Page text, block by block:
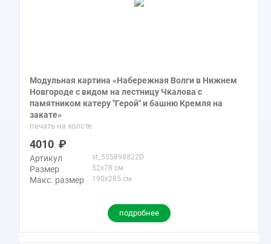
Модульная картина «Набережная Волги в Нижнем
Новгороде с видом на лестницу Чкалова с
памятником катеру "Герой" и башню Кремля на
закате»
печать на холсте
4010
Артикул st_555898822D
Размер 52x78 см
Макс. размер 190x285 см
подробнее